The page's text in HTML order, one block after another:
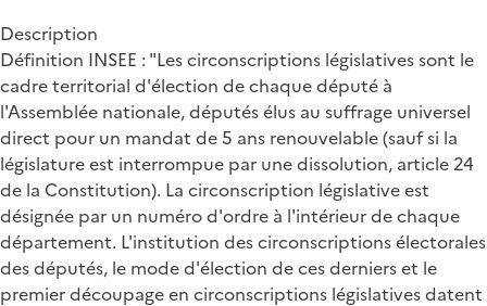
Description
Définition INSEE : "Les circonscriptions législatives sont le
cadre territorial d'élection de chaque député à
l'Assemblée nationale, députés élus au suffrage universel
direct pour un mandat de 5 ans renouvelable (sauf si la
législature est interrompue par une dissolution, article 24
de la Constitution). La circonscription législative est
désignée par un numéro d'ordre à l'intérieur de chaque
département. L'institution des circonscriptions électorales
des députés, le mode d'élection de ces derniers et le
premier découpage en circonscriptions législatives datent